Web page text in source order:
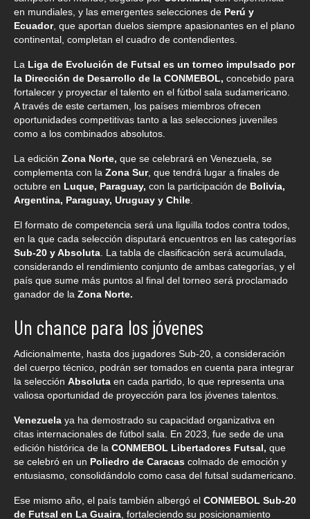
en mundiales, y las emergentes selecciones de Perú y
Ecuador, que aportan duelos siempre apasionantes en el plano
continental, completan el cuadro de contendientes.
La Liga de Evolución de Futsal es un torneo impulsado por
la Dirección de Desarrollo de la CONMEBOL, concebido para
fortalecer y proyectar el talento en el fútbol sala sudamericano.
A través de este certamen, los países miembros ofrecen
oportunidades competitivas tanto a las selecciones juveniles
como a los combinados absolutos.
La edición Zona Norte, que se celebrará en Venezuela, se
complementa con la Zona Sur, que tendrá lugar a finales de
octubre en Luque, Paraguay, con la participación de Bolivia,
Argentina, Paraguay, Uruguay y Chile
El formato de competencia será una liguilla todos contra todos,
en la que cada selección disputará encuentros en las categorías
Sub‑20 y Absoluta . La tabla de clasificación será acumulada,
considerando el rendimiento conjunto de ambas categorías, y el
país que sume más puntos al final del torneo será proclamado
ganador de la Zona Norte.
Un chance para los jóvenes
Adicionalmente, hasta dos jugadores Sub‑20, a consideración
del cuerpo técnico, podrán ser tomados en cuenta para integrar
la selección Absoluta en cada partido, lo que representa una
valiosa oportunidad de proyección para los jóvenes talentos.
Venezuela ya ha demostrado su capacidad organizativa en
citas internacionales de fútbol sala. En 2023, fue sede de una
edición histórica de la CONMEBOL Libertadores Futsal, que
se celebró en un Poliedro de Caracas colmado de emoción y
entusiasmo, consolidándolo como casa del futsal sudamericano.
Ese mismo año, el país también albergó el CONMEBOL Sub‑20
de Futsal en La Guaira , fortaleciendo su posicionamiento